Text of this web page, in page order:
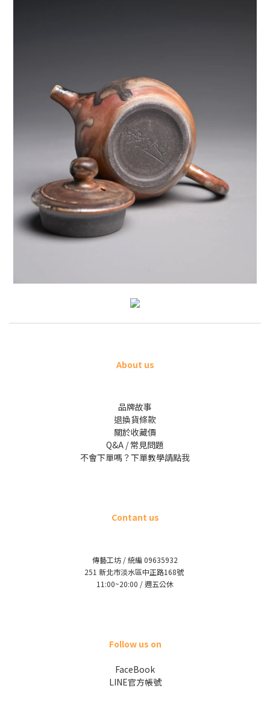
About us
品牌故事
退換貨條款
關於收藏價
Q&A / 常見問題
不會下單嗎？下單教學請點我
Contant us
傳藝工坊 / 統編 09635932
251 新北市淡水區中正路168號
11:00~20:00 / 週五公休
Follow us on
FaceBook
LINE官方帳號